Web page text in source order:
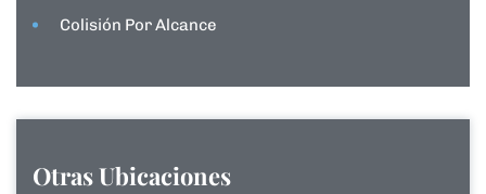
Colisión Por Alcance
Otras Ubicaciones